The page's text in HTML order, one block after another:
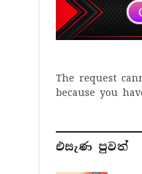
The request
because you
එසැණ පුව​ත්